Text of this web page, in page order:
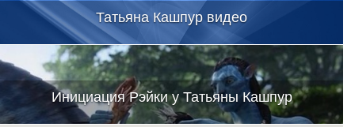
Татьяна Кашпур видео
Инициация Рэйки у Татьяны Кашпур